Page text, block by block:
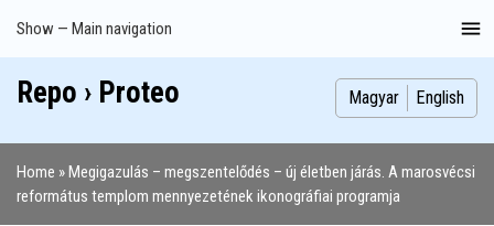
Main
navigation
Show — Main navigation
Index
Publications
Theses
Images
Contributors
Repo › Proteo Magyar English
Breadcrumb
Home
Megigazulás – megszentelődés – új életben járás. A marosvécsi
református templom mennyezetének ikonográfiai programja